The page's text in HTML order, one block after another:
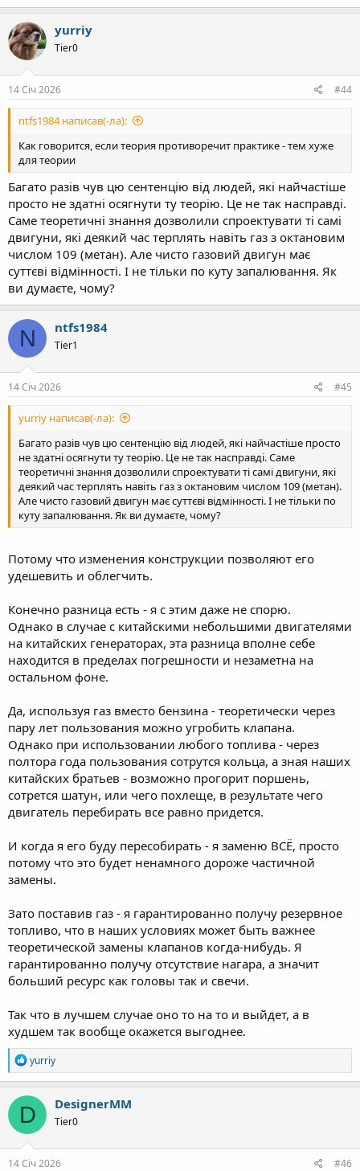
а
к
ц
і
ї
:
yurriy
Tier0
14 Січ 2026 #44
ntfs1984 написав(-ла):
Как говорится, если теория противоречит практике - тем хуже
для теории
Багато разів чув цю сентенцію від людей, які найчастіше
просто не здатні осягнути ту теорію. Це не так насправді.
Саме теоретичні знання дозволили спроектувати ті самі
двигуни, які деякий час терплять навіть газ з октановим
числом 109 (метан). Але чисто газовий двигун має
суттєві відмінності. І не тільки по куту запалювання. Як
ви думаєте, чому?
N ntfs1984
Tier1
14 Січ 2026 #45
yurriy написав(-ла):
Багато разів чув цю сентенцію від людей, які найчастіше просто
не здатні осягнути ту теорію. Це не так насправді. Саме
теоретичні знання дозволили спроектувати ті самі двигуни, які
деякий час терплять навіть газ з октановим числом 109 (метан).
Але чисто газовий двигун має суттєві відмінності. І не тільки по
куту запалювання. Як ви думаєте, чому?
Потому что изменения конструкции позволяют его
удешевить и облегчить.
Конечно разница есть - я с этим даже не спорю.
Однако в случае с китайскими небольшими двигателями
на китайских генераторах, эта разница вполне себе
находится в пределах погрешности и незаметна на
остальном фоне.
Да, используя газ вместо бензина - теоретически через
пару лет пользования можно угробить клапана.
Однако при использовании любого топлива - через
полтора года пользования сотрутся кольца, а зная наших
китайских братьев - возможно прогорит поршень,
сотрется шатун, или чего похлеще, в результате чего
двигатель перебирать все равно придется.
И когда я его буду пересобирать - я заменю ВСË, просто
потому что это будет ненамного дороже частичной
замены.
Зато поставив газ - я гарантированно получу резервное
топливо, что в наших условиях может быть важнее
теоретической замены клапанов когда-нибудь. Я
гарантированно получу отсутствие нагара, а значит
больший ресурс как головы так и свечи.
Так что в лучшем случае оно то на то и выйдет, а в
худшем так вообще окажется выгоднее.
Р
е
а
к
ц
і
ї
:
yurriy
D DesignerMM
Tier0
14 Січ 2026 #46